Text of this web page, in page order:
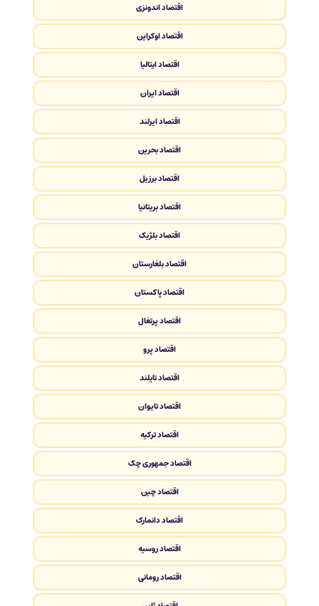
اقتصاد اندونزی
اقتصاد اوکراین
اقتصاد ایتالیا
اقتصاد ایران
اقتصاد ایرلند
اقتصاد بحرین
اقتصاد برزیل
اقتصاد بریتانیا
اقتصاد بلژیک
اقتصاد بلغارستان
اقتصاد پاکستان
اقتصاد پرتغال
اقتصاد پرو
اقتصاد تایلند
اقتصاد تایوان
اقتصاد ترکیه
اقتصاد جمهوری چک
اقتصاد چین
اقتصاد دانمارک
اقتصاد روسیه
اقتصاد رومانی